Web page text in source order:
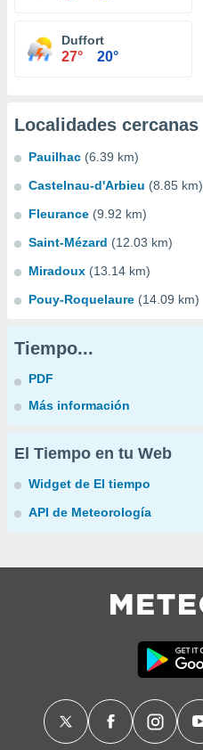
Duffort
27° 20°
Localidades cercanas
Pauilhac (6.39 km)
Castelnau-d'Arbieu (8.85 km)
Fleurance (9.92 km)
Saint-Mézard (12.03 km)
Miradoux (13.14 km)
Pouy-Roquelaure (14.09 km)
Tiempo...
PDF
Más información
El Tiempo en tu Web
Widget de El tiempo
API de Meteorología